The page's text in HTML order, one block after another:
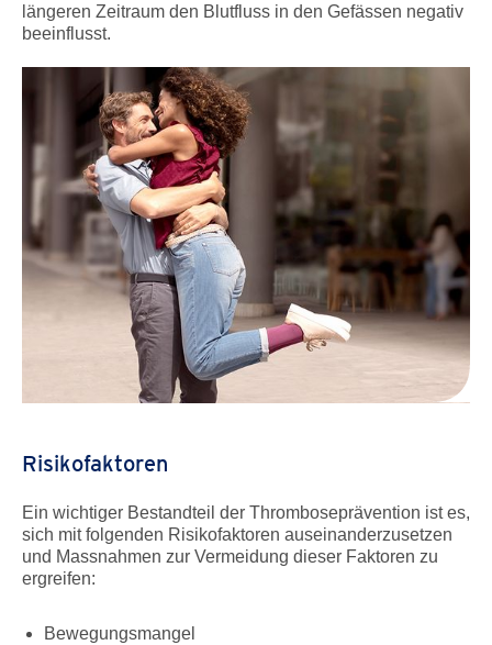
längeren Zeitraum den Blutfluss in den Gefässen negativ
beeinflusst.
Risikofaktoren
Ein wichtiger Bestandteil der Thromboseprävention ist es,
sich mit folgenden Risikofaktoren auseinanderzusetzen
und Massnahmen zur Vermeidung dieser Faktoren zu
ergreifen:
Bewegungsmangel